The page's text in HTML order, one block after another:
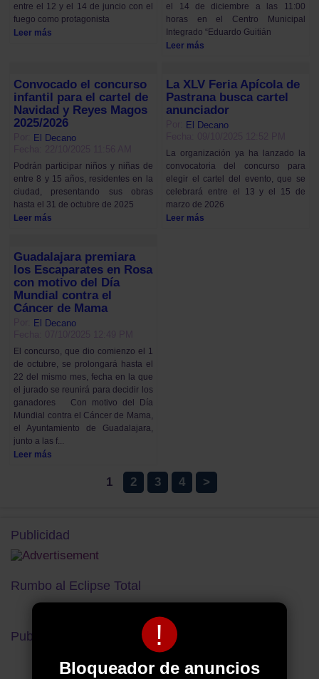
!
Bloqueador de anuncios
entre el 12 y el 14 de juncio con el
fuego como protagonista
Leer más
el 14 de diciembre a las 11:00
horas en el Centro Municipal
Integrado “Eduardo Guitián
Leer más
Convocado el concurso
infantil para el cartel de
Navidad y Reyes Magos
2025/2026
El Decano
Podrán participar niños y niñas de
entre 8 y 15 años, residentes en la
ciudad, presentando sus obras
hasta el 31 de octubre de 2025
Leer más
La XLV Feria Apícola de
Pastrana busca cartel
anunciador
El Decano
La organización ya ha lanzado la
convocatoria del concurso para
elegir el cartel del evento, que se
celebrará entre el 13 y el 15 de
marzo de 2026
Leer más
Guadalajara premiara
los Escaparates en Rosa
con motivo del Día
Mundial contra el
Cáncer de Mama
El Decano
El concurso, que dio comienzo el 1
de octubre, se prolongará hasta el
22 del mismo mes, fecha en la que
el jurado se reunirá para decidir los
ganadores Con motivo del Día
Mundial contra el Cáncer de Mama,
el Ayuntamiento de Guadalajara,
junto a las f...
Leer más
1 2 3 4 >
Publicidad
Rumbo al Eclipse Total
Publicidad